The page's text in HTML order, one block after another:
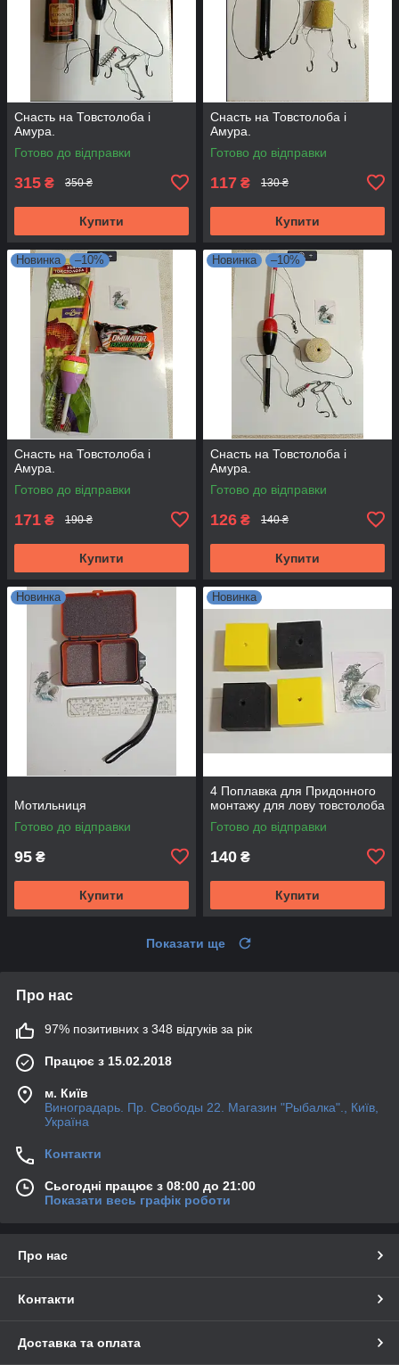
Снасть на Товстолоба і
Амура.
Готово до відправки
315 ₴ 350 ₴
Купити
Снасть на Товстолоба і
Амура.
Готово до відправки
117 ₴ 130 ₴
Купити
Новинка –10%
Снасть на Товстолоба і
Амура.
Готово до відправки
171 ₴ 190 ₴
Купити
Новинка –10%
Снасть на Товстолоба і
Амура.
Готово до відправки
126 ₴ 140 ₴
Купити
Новинка
Мотильниця
Готово до відправки
95 ₴
Купити
Новинка
4 Поплавка для Придонного
монтажу для лову товстолоба
Готово до відправки
140 ₴
Купити
Показати ще
Про нас
97% позитивних з 348 відгуків за рік
Працює з 15.02.2018
м. Київ
Виноградарь. Пр. Свободы 22. Магазин "Рыбалка"., Київ,
Україна
Контакти
Сьогодні працює з 08:00 до 21:00
Показати весь графік роботи
Про нас
Контакти
Доставка та оплата